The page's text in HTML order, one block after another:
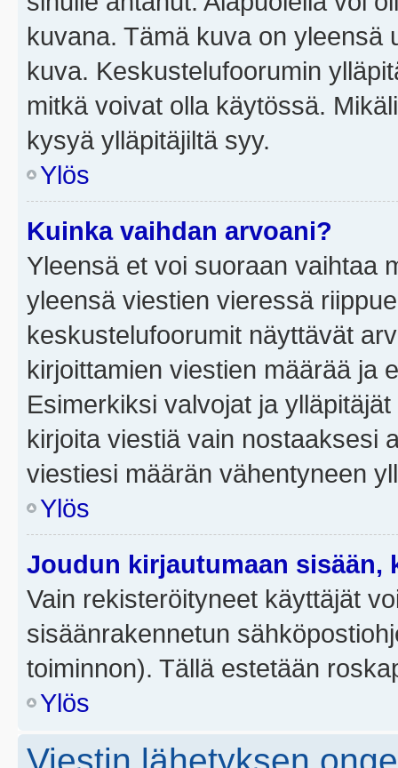
kuvana. Tämä kuva on yleensä
kuva. Keskustelufoorumin
mitkä voivat olla käytössä.
kysyä ylläpitäjiltä syy.
Ylös
Kuinka vaihdan arvoani?
Yleensä et voi suoraan vaihtaa
yleensä viestien vieressä
keskustelufoorumit näyttävät
kirjoittamien viestien määrää ja
Esimerkiksi valvojat ja
kirjoita viestiä vain nostaaksesi
viestiesi määrän vähentyneen
Ylös
Joudun kirjautumaan sisään,
Vain rekisteröityneet käyttäjät
sisäänrakennetun
toiminnon). Tällä estetään
Ylös